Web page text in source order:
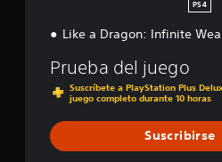
PS4
Like a Dragon: Infinite
Prueba del juego
Suscríbete a PlayStation Plus
juego completo durante 10 horas
Suscribirse